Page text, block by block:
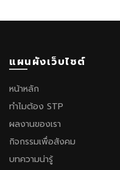
แผนผังเว็บไซต์
หน้าหลัก
ทำไมต้อง STP
ผลงานของเรา
กิจกรรมเพื่อสังคม
บทความน่ารู้